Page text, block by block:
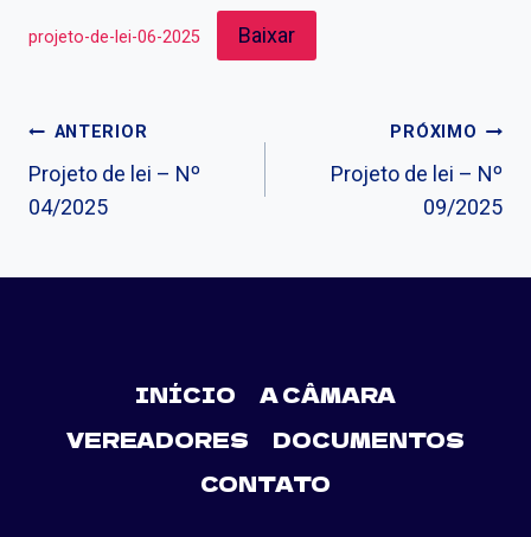
projeto-de-lei-06-2025 Baixar
ANTERIOR
Projeto de lei – Nº
04/2025
PRÓXIMO
Projeto de lei – Nº
09/2025
INÍCIO
A CÂMARA
VEREADORES
DOCUMENTOS
CONTATO